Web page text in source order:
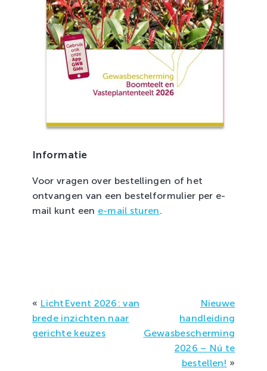
Informatie
Voor vragen over bestellingen of het
ontvangen van een bestelformulier per e-
mail kunt een e-mail sturen.
« LichtEvent 2026: van
brede inzichten naar
gerichte keuzes
Nieuwe
handleiding
Gewasbescherming
2026 – Nú te
bestellen! »